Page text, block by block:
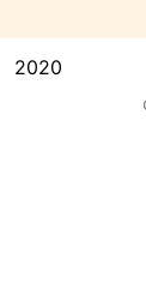
2020